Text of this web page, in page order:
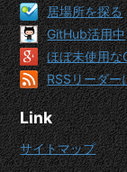
居場所を探る
GitHub活用中
ほぼ未使用
RSSリーダー
Link
サイトマップ